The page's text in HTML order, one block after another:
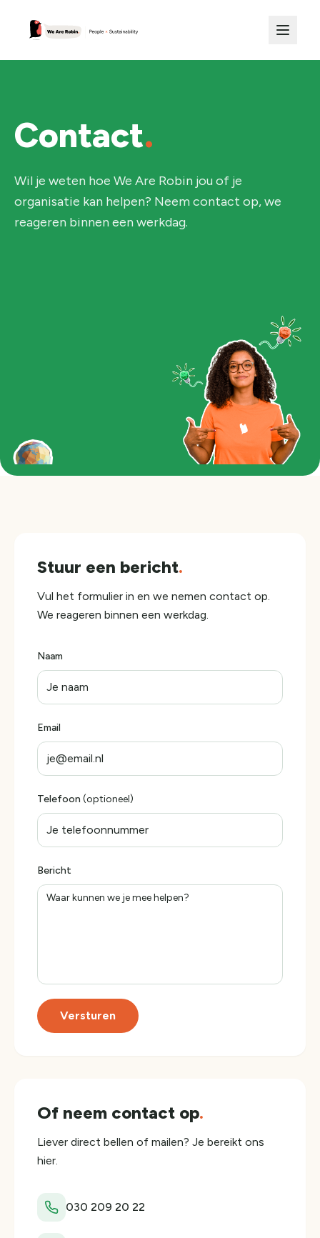
Contact.
Wil je weten hoe We Are Robin jou of je
organisatie kan helpen? Neem contact op, we
reageren binnen een werkdag.
Stuur een bericht.
Vul het formulier in en we nemen contact op.
We reageren binnen een werkdag.
Naam
Email
Telefoon (optioneel)
Bericht
Versturen
Of neem contact op.
Liever direct bellen of mailen? Je bereikt ons
hier.
030 209 20 22